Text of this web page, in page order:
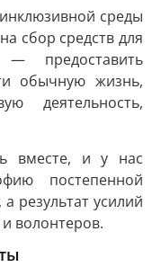
среды
сбор средств для
предоставить
обычную жизнь,
деятельность,
вместе, и у нас
постепенной
результат усилий
волонтеров.